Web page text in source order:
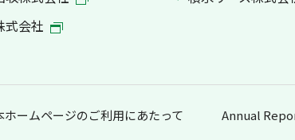
式会社
ホームページのご利用にあたって Annual